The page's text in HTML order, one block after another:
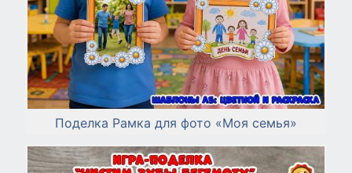
Поделка Рамка для фото «Моя семья»